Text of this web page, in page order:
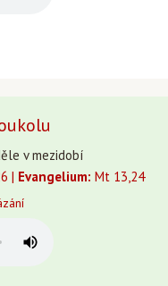
v mezidobí
| Evangelium: Mt 13,24